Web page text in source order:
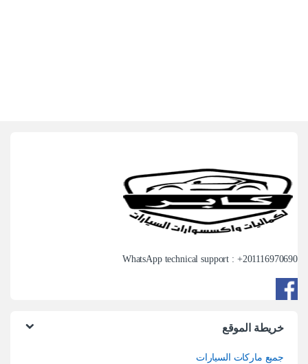
WhatsApp technical support : +201116970690
خريطة الموقع
جميع ماركات السيارات